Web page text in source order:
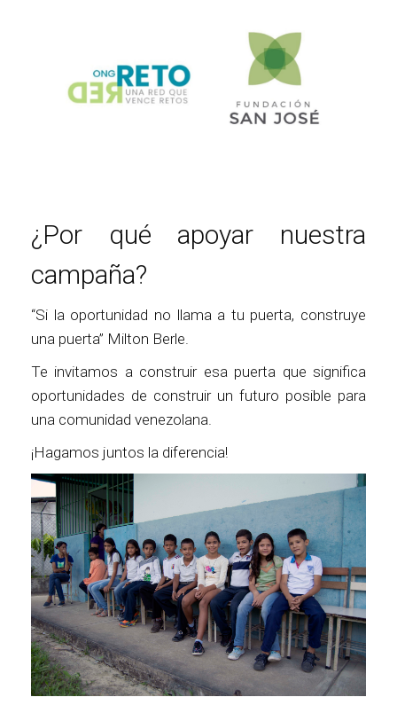
¿Por qué apoyar nuestra
campaña?
“Si la oportunidad no llama a tu puerta, construye
una puerta” Milton Berle.
Te invitamos a construir esa puerta que significa
oportunidades de construir un futuro posible para
una comunidad venezolana.
¡Hagamos juntos la diferencia!